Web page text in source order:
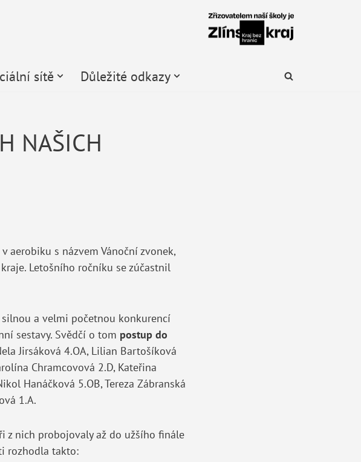
sítě Důležité odkazy
NAŠICH
aerobiku s názvem Vánoční zvonek,
Letošního ročníku se zúčastnil
a velmi početnou konkurencí
sestavy. Svědčí o tom postup do
Jirsáková 4.OA, Lilian Bartošíková
Chramcovová 2.D, Kateřina
Hanáčková 5.OB, Tereza Zábranská
1.A.
z nich probojovaly až do užšího finále
rozhodla takto: